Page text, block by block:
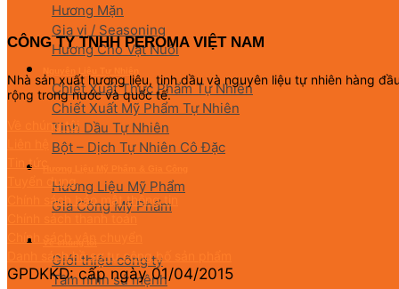
Hương Mặn
Gia vị / Seasoning
Hương Cho Vật Nuôi
Chiết Xuất Thực Phẩm Tự Nhiên
Chiết Xuất Mỹ Phẩm Tự Nhiên
Tinh Dầu Tự Nhiên
Bột – Dịch Tự Nhiên Cô Đặc
Hương Liệu Mỹ Phẩm
Gia Công Mỹ Phẩm
Giới thiệu công ty
Tầm nhìn sứ mệnh
CÔNG TY TNHH PEROMA VIỆT NAM
Nhà sản xuất hương liệu, tinh dầu và nguyên liệu tự nhiên hàng
rộng trong nước và quốc tế.
Về chúng tôi
Tin tức
Tuyển dụng
Chính sách bảo mật thông tin
Chính sách thanh toán
Chính sách vận chuyển
Danh sách hồ sơ tự công bố sản phẩm
GPDKKD: cấp ngày 01/04/2015